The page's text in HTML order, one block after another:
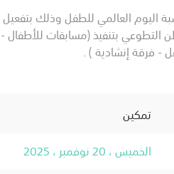
اليوم العالمي للطفل وذلك
بتنفيذ (مسابقات للأطفال -
- فرقة إنشادية ) .
تمكين
الخميس ، 20 نوفمبر ، 2025